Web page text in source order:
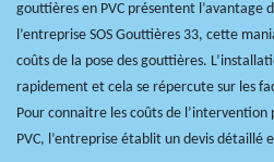
gouttières en PVC présentent l’avantage
l’entreprise SOS Gouttières 33, cette
coûts de la pose des gouttières.
rapidement et cela se répercute sur les
Pour connaitre les coûts de
PVC, l’entreprise établit un devis détaillé